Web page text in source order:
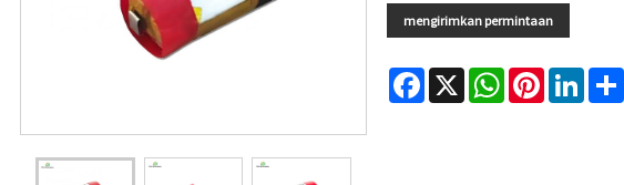
mengirimkan permintaan
Facebook
X WhatsAppPinterest